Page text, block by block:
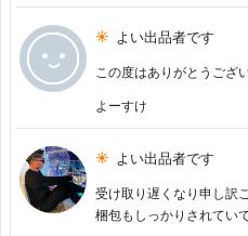
よい出品者です
この度はありがとうござ
よーすけ
よい出品者です
受け取り遅くなり申し訳
梱包もしっかりされてい